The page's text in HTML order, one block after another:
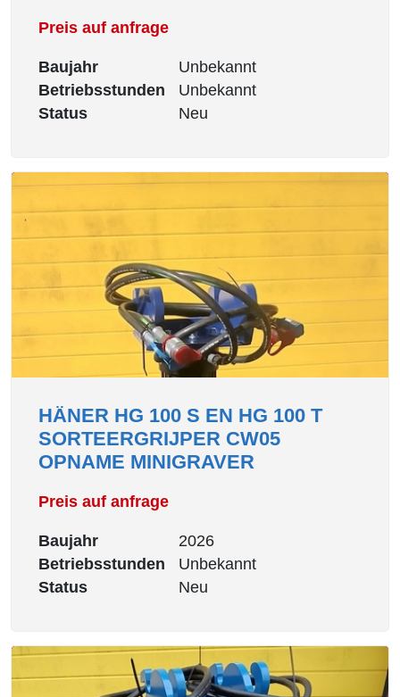
Preis auf anfrage
Baujahr
Unbekannt
Betriebsstunden
Unbekannt
Status
Neu
HÄNER HG 100 S EN HG 100 T
SORTEERGRIJPER CW05
OPNAME MINIGRAVER
Preis auf anfrage
Baujahr
2026
Betriebsstunden
Unbekannt
Status
Neu